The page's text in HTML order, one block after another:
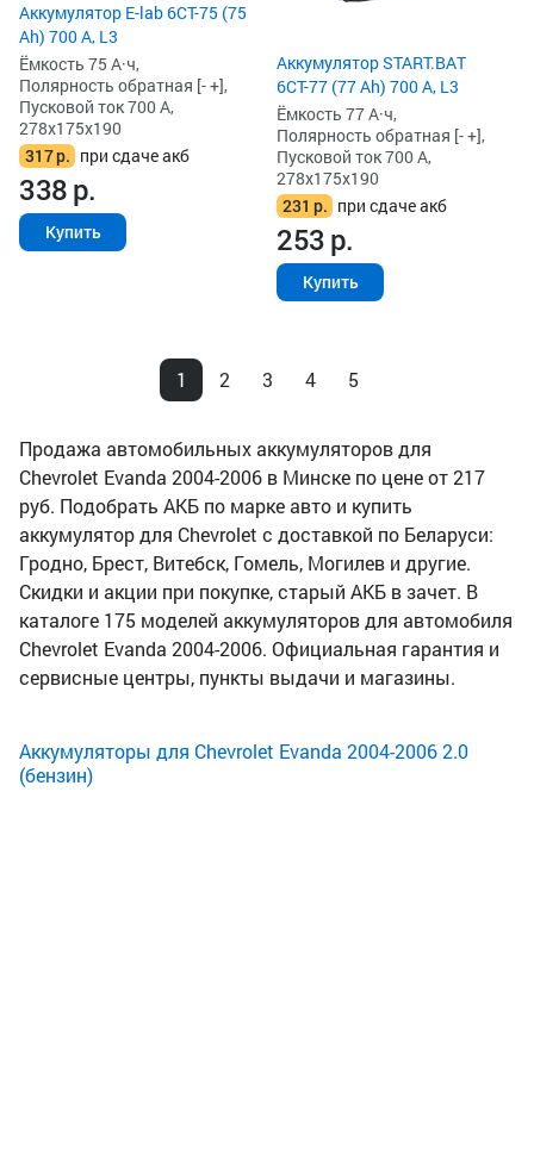
Аккумулятор E-lab 6СТ-75 (75
Ah) 700 А, L3
Ёмкость 75 А·ч,
Полярность обратная [- +],
Пусковой ток 700 А,
278x175x190
317р. при сдаче акб
338р.
Купить
Аккумулятор START.BAT
6СТ-77 (77 Ah) 700 А, L3
Ёмкость 77 А·ч,
Полярность обратная [- +],
Пусковой ток 700 А,
278x175x190
231 р. при сдаче акб
253р.
Купить
1 2 3 4 5
Продажа автомобильных аккумуляторов для
Chevrolet Evanda 2004-2006 в Минске по цене от 217
руб. Подобрать АКБ по марке авто и купить
аккумулятор для Chevrolet с доставкой по Беларуси:
Гродно, Брест, Витебск, Гомель, Могилев и другие.
Скидки и акции при покупке, старый АКБ в зачет. В
каталоге 175 моделей аккумуляторов для автомобиля
Chevrolet Evanda 2004-2006. Официальная гарантия и
сервисные центры, пункты выдачи и магазины.
Аккумуляторы для Chevrolet Evanda 2004-2006 2.0
(бензин)